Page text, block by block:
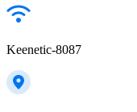
Keenetic-8087